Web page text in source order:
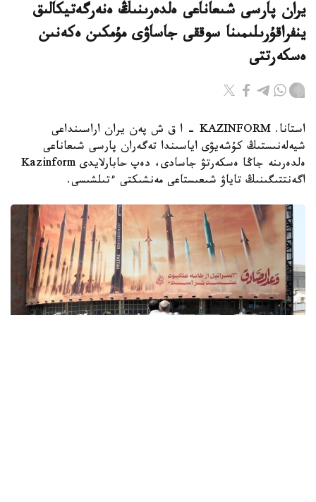
يران پارسى شىعاناعى ەلدەرىنىڭ ەنەرگەتيكالىق
ينفراقۇرىلىمىنا سوققى جاساۋى مۇمكىن ەكەنىن
ەسكەرتتى
استانا. KAZINFORM - ا ق ش پەن يران اراسىنداعى
شيەلەنىستىڭ كۇشەيۋى اياسىندا تەگەران پارسى شىعاناعى
ەلدەرىنە جاڭا ەسكەرتۋ جاسادى، دەپ حابارلايدى Kazinform
اگەنتتىگىنىڭ تاياۋ شىعىستاعى مەنشىكتى ءتىلشىسى.